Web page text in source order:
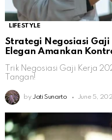
LIFESTYLE
Strategi Negosiasi
Elegan Amankan
Trik Negosiasi Gaji Kerja
Tangan!
by Jati Sunarto June 5,